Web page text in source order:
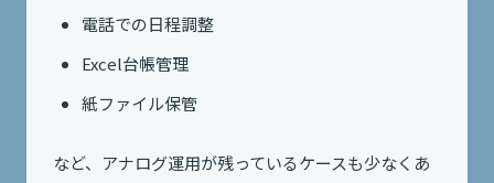
電話での日程調整
Excel台帳管理
紙ファイル保管
など、アナログ運用が残っているケースも少なくあ